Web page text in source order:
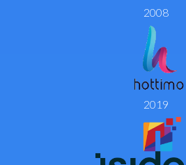
2008
2019